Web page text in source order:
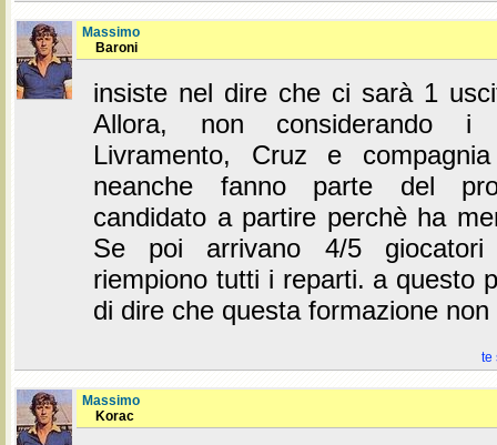
Massimo
Baroni
insiste nel dire che ci sarà 1
Allora, non considerando i
Livramento, Cruz e
neanche fanno parte del
candidato a partire perchè ha
Se poi arrivano 4/5 giocatori
riempiono tutti i reparti. a questo
di dire che questa formazione
te
Massimo
Korac